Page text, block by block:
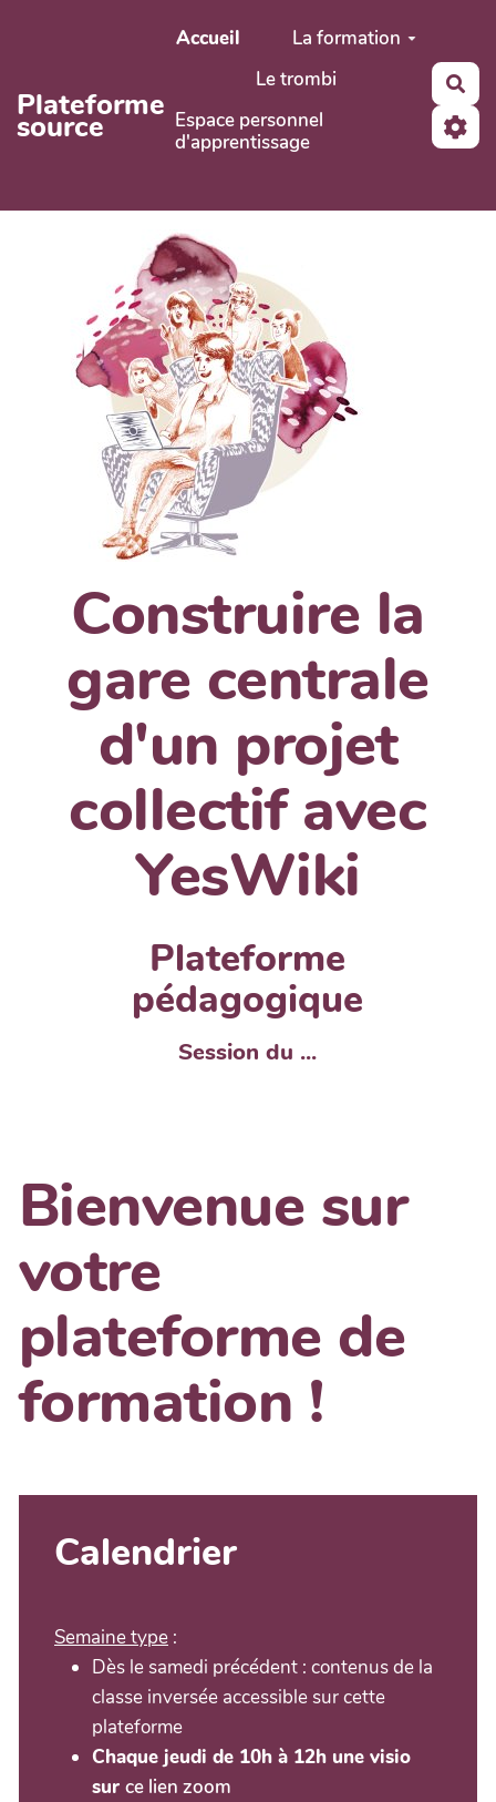
Aller au contenu principal
Plateforme
source
Accueil
La formation
Le trombi
Espace personnel
d'apprentissage
Construire la
gare centrale
d'un projet
collectif avec
YesWiki
Plateforme
pédagogique
Session du ...
Bienvenue sur
votre
plateforme de
formation !
Calendrier
Semaine type :
Dès le samedi précédent : contenus de la
classe inversée accessible sur cette
plateforme
Chaque jeudi de 10h à 12h une visio
sur ce lien zoom